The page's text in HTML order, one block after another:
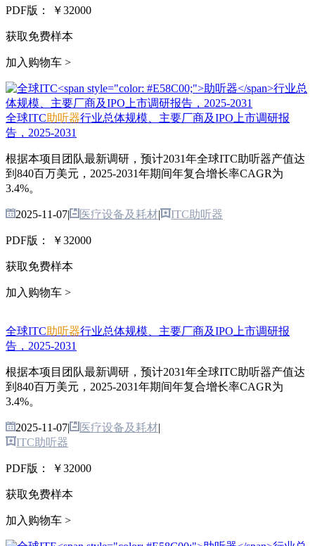
PDF版： ￥32000
获取免费样本
加入购物车 >
全球ITC助听器行业总体规模、主要厂商及IPO上市调研报
告，2025-2031
根据本项目团队最新调研，预计2031年全球ITC助听器产值达
到840百万美元，2025-2031年期间年复合增长率CAGR为
3.4%。
2025-11-07| 医疗设备及耗材| ITC助听器
PDF版： ￥32000
获取免费样本
加入购物车 >
全球ITC助听器行业总体规模、主要厂商及IPO上市调研报
告，2025-2031
根据本项目团队最新调研，预计2031年全球ITC助听器产值达
到840百万美元，2025-2031年期间年复合增长率CAGR为
3.4%。
2025-11-07| 医疗设备及耗材|
ITC助听器
PDF版： ￥32000
获取免费样本
加入购物车 >